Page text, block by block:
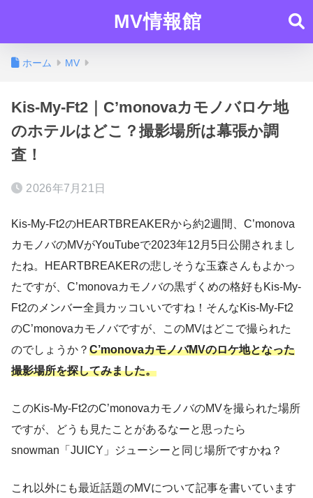
MV情報館
ホーム MV
Kis-My-Ft2｜C’monovaカモノバロケ地
のホテルはどこ？撮影場所は幕張か調
査！
2026年7月21日
Kis-My-Ft2のHEARTBREAKERから約2週間、C’monova
カモノバのMVがYouTubeで2023年12月5日公開されまし
たね。HEARTBREAKERの悲しそうな玉森さんもよかっ
たですが、C’monovaカモノバの黒ずくめの格好もKis-My-
Ft2のメンバー全員カッコいいですね！そんなKis-My-Ft2
のC’monovaカモノバですが、このMVはどこで撮られた
のでしょうか？ C’monovaカモノバMVのロケ地となった
撮影場所を探してみました。
このKis-My-Ft2のC’monovaカモノバのMVを撮られた場所
ですが、どうも見たことがあるなーと思ったら
snowman「JUICY」ジューシーと同じ場所ですかね？
これ以外にも最近話題のMVについて記事を書いています